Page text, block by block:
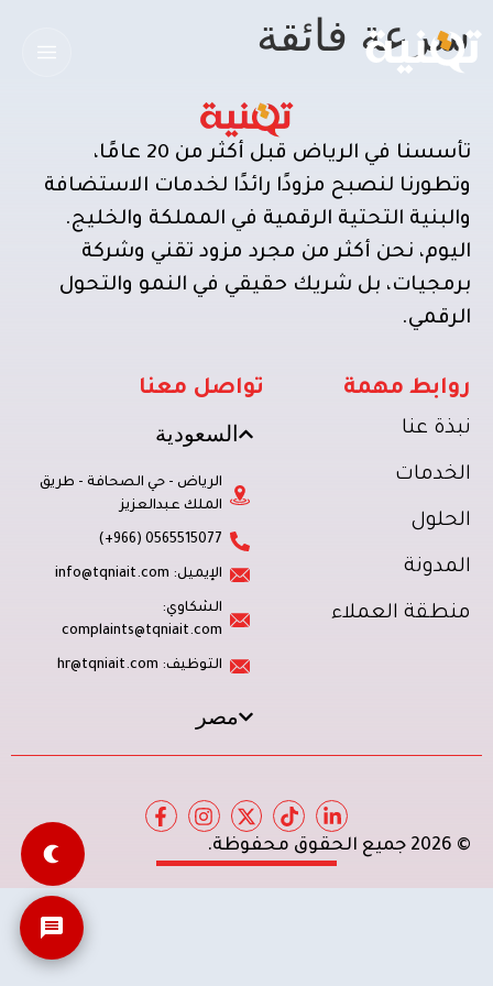
سرعة فائقة
تأسسنا في الرياض قبل أكثر من 20 عامًا،
وتطورنا لنصبح مزودًا رائدًا لخدمات الاستضافة
والبنية التحتية الرقمية في المملكة والخليج.
اليوم، نحن أكثر من مجرد مزود تقني وشركة
برمجيات، بل شريك حقيقي في النمو والتحول
الرقمي.
روابط مهمة
نبذة عنا
الخدمات
الحلول
المدونة
منطقة العملاء
تواصل معنا
السعودية
الرياض - حي الصحافة - طريق
الملك عبدالعزيز
0565515077 (966+)
الإيميل: info@tqniait.com
الشكاوي:
complaints@tqniait.com
التوظيف: hr@tqniait.com
مصر
© 2026 جميع الحقوق محفوظة.